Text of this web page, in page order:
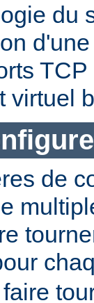
du
virtuel
de